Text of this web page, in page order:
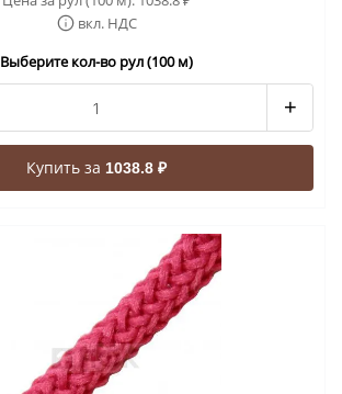
вкл. НДС
Выберите кол-во рул (100 м)
+
Купить за 1038.8 ₽